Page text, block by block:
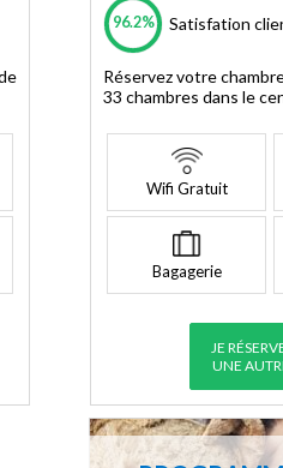
96.2% Satisfation
Réservez votre
33 chambres dans le
Wifi Gratuit
Bagagerie
JE
UNE